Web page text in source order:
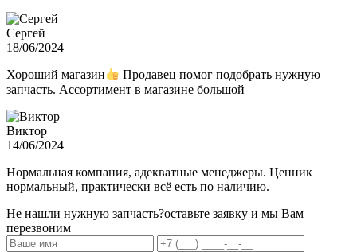
Сергей
18/06/2024
Хороший магазин
Продавец помог подобрать нужную
запчасть. Ассортимент в магазине большой
Виктор
14/06/2024
Нормальная компания, адекватные менеджеры. Ценник
нормальный, практически всё есть по наличию.
Не нашли нужную запчасть?оставьте заявку и мы Вам
перезвоним